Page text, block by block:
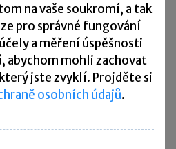
2026
na vaše soukromí, a tak
pro správné fungování
a měření úspěšnosti
abychom mohli zachovat
jste zvyklí. Projděte si
osobních údajů.